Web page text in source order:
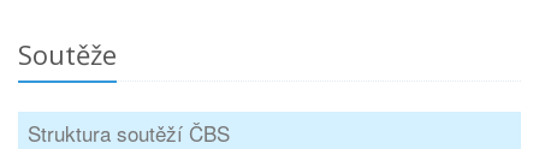
Soutěže
Struktura soutěží ČBS